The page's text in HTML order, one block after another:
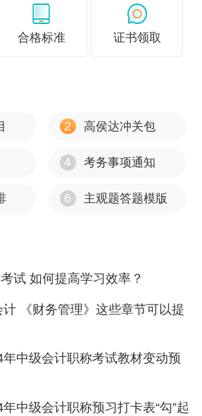
合格标准 证书领取
2 高侯达冲关包
4 考务事项通知
6 主观题答题模版
试 如何提高学习效率？
《财务管理》这些章节可以提
年中级会计职称考试教材变动预
年中级会计职称预习打卡表“勾”起